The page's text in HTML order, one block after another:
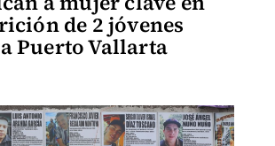
de 2 jóvenes
Puerto Vallarta